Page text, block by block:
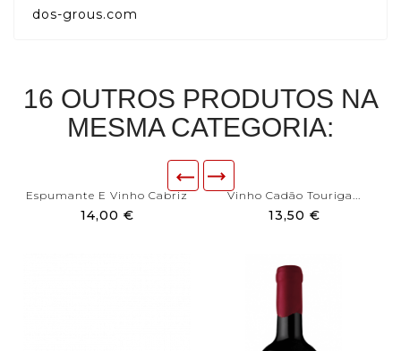
dos-grous.com
16 OUTROS PRODUTOS NA
MESMA CATEGORIA:
Espumante E Vinho Cabriz
14,00 €
Vinho Cadão Touriga...
13,50 €